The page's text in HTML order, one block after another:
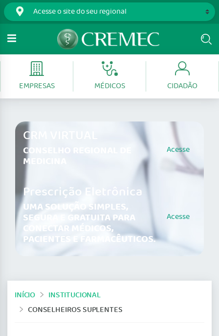
EMPRESAS MÉDICOS CIDADÃO
CRM VIRTUAL
CONSELHO REGIONAL DE
MEDICINA
Acesse
Prescrição Eletrônica
UMA SOLUÇÃO SIMPLES,
SEGURA E GRATUITA PARA
CONECTAR MÉDICOS,
PACIENTES E FARMACÊUTICOS.
Acesse
INÍCIO
INSTITUCIONAL
CONSELHEIROS SUPLENTES